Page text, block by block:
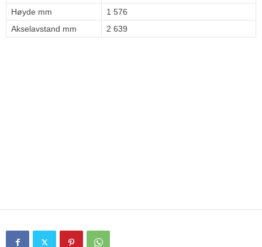
Høyde mm
1 576
Akselavstand mm
2 639